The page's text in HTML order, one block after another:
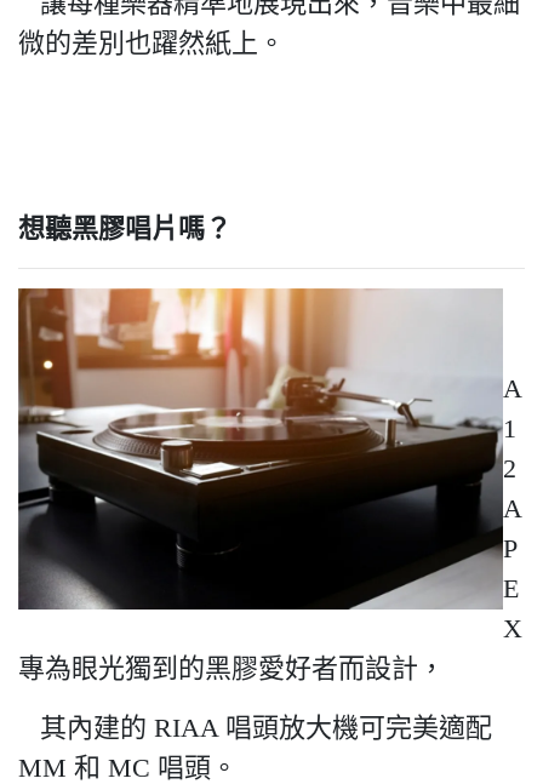
微的差別也躍然紙上。
想聽黑膠唱片嗎？
A
1
2
A
P
E
X
專為眼光獨到的黑膠愛好者而設計，
其內建的 RIAA 唱頭放大機可完美適配
MM 和 MC 唱頭。